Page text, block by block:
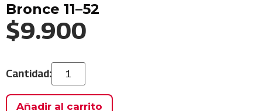
Bronce 11–52
$9.900
Añadir al carrito